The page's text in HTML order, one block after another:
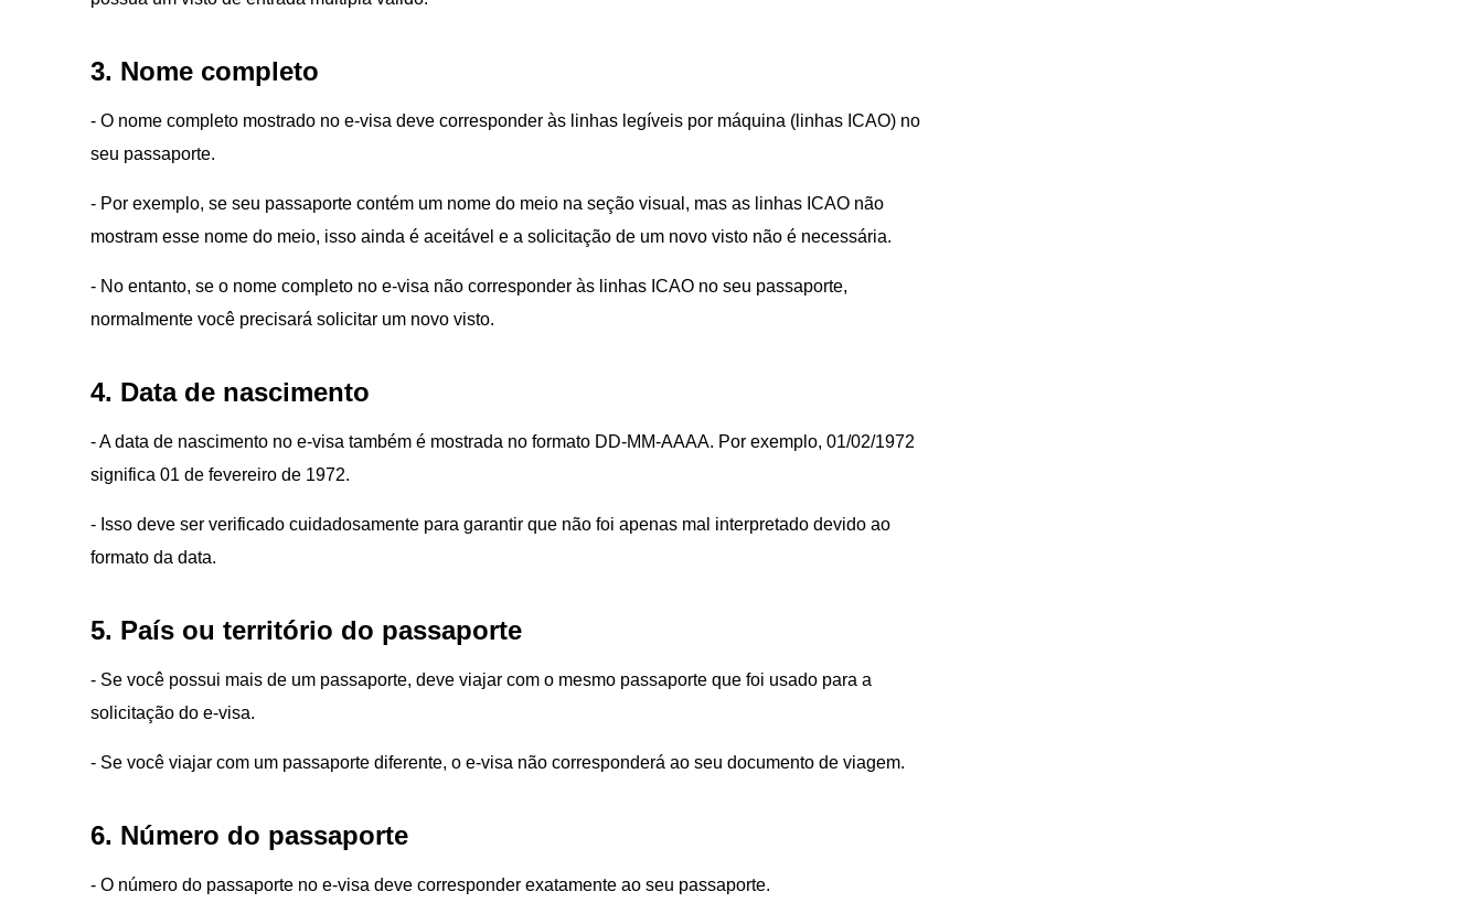
3. Nome completo
- O nome completo mostrado no e-visa deve corresponder às linhas legíveis por máquina (linhas ICAO) no
seu passaporte.
- Por exemplo, se seu passaporte contém um nome do meio na seção visual, mas as linhas ICAO não
mostram esse nome do meio, isso ainda é aceitável e a solicitação de um novo visto não é necessária.
- No entanto, se o nome completo no e-visa não corresponder às linhas ICAO no seu passaporte,
normalmente você precisará solicitar um novo visto.
4. Data de nascimento
- A data de nascimento no e-visa também é mostrada no formato DD-MM-AAAA. Por exemplo, 01/02/1972
significa 01 de fevereiro de 1972.
- Isso deve ser verificado cuidadosamente para garantir que não foi apenas mal interpretado devido ao
formato da data.
5. País ou território do passaporte
- Se você possui mais de um passaporte, deve viajar com o mesmo passaporte que foi usado para a
solicitação do e-visa.
- Se você viajar com um passaporte diferente, o e-visa não corresponderá ao seu documento de viagem.
6. Número do passaporte
- O número do passaporte no e-visa deve corresponder exatamente ao seu passaporte.